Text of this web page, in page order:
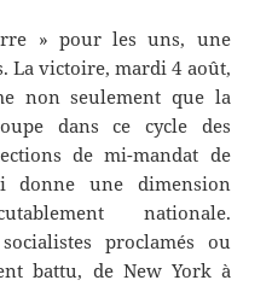
» pour les uns, une
La victoire, mardi 4 août,
non seulement que la
dans ce cycle des
de mi-mandat de
donne une dimension
nationale.
proclamés ou
battu, de New York à